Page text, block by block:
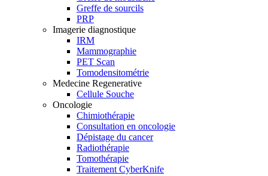
Greffe de sourcils
PRP
Imagerie diagnostique
IRM
Mammographie
PET Scan
Tomodensitométrie
Medecine Regenerative
Cellule Souche
Oncologie
Chimiothérapie
Consultation en oncologie
Dépistage du cancer
Radiothérapie
Tomothérapie
Traitement CyberKnife